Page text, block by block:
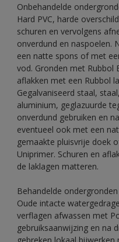
Onbehandelde
Hard PVC, harde
schuren en vervolgens
onverdund en naspoelen.
een natte spons of met
vod. Gronden met Rubbol
aflakken met een Rubbol
Gegalvaniseerd staal,
aluminium, geglazuurde
onverdund gebruiken en
eventueel ook met een
gemaakte pluisvrije doek
Uniprimer. Schuren en
de laklagen matteren.
Behandelde
Oude intacte
verflagen afwassen met
gebruiksaanwijzing en na